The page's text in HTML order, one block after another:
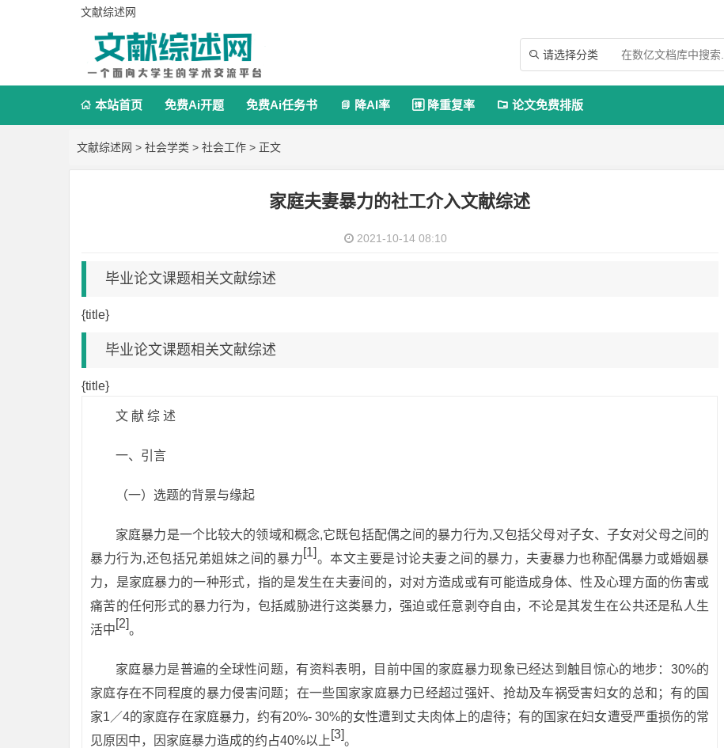
文献综述网
 请选择分类
 本站首页 免费Ai开题 免费Ai任务书  降AI率  降重复率  论文免费排版
文献综述网 > 社会学类 > 社会工作 > 正文
家庭夫妻暴力的社工介入文献综述
2021-10-14 08:10
毕业论文课题相关文献综述
{title}
毕业论文课题相关文献综述
{title}
文 献 综 述
一、引言
（一）选题的背景与缘起
家庭暴力是一个比较大的领域和概念,它既包括配偶之间的暴力行为,又包括父母对子女、子女对父母之间的
暴力行为,还包括兄弟姐妹之间的暴力[1]。本文主要是讨论夫妻之间的暴力，夫妻暴力也称配偶暴力或婚姻暴
力，是家庭暴力的一种形式，指的是发生在夫妻间的，对对方造成或有可能造成身体、性及心理方面的伤害或
痛苦的任何形式的暴力行为，包括威胁进行这类暴力，强迫或任意剥夺自由，不论是其发生在公共还是私人生
活中[2]。
家庭暴力是普遍的全球性问题，有资料表明，目前中国的家庭暴力现象已经达到触目惊心的地步：30%的
家庭存在不同程度的暴力侵害问题；在一些国家家庭暴力已经超过强奸、抢劫及车祸受害妇女的总和；有的国
家1／4的家庭存在家庭暴力，约有20%- 30%的女性遭到丈夫肉体上的虐待；有的国家在妇女遭受严重损伤的常
见原因中，因家庭暴力造成的约占40%以上 [3]。